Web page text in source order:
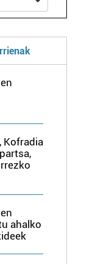
Kofradia
ahalko